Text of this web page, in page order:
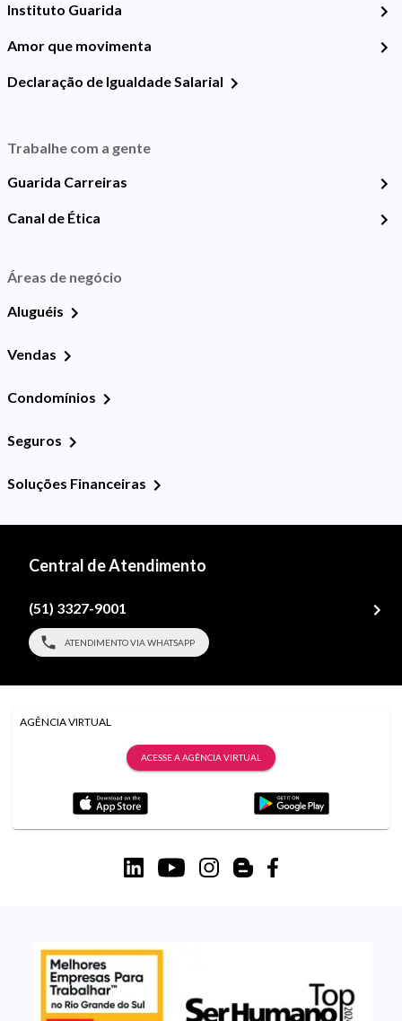
Instituto Guarida
Amor que movimenta
Declaração de Igualdade Salarial
Trabalhe com a gente
Guarida Carreiras
Canal de Ética
Áreas de negócio
Aluguéis
Vendas
Condomínios
Seguros
Soluções Financeiras
Central de Atendimento
(51) 3327-9001
ATENDIMENTO VIA WHATSAPP
AGÊNCIA VIRTUAL
ACESSE A AGÊNCIA VIRTUAL